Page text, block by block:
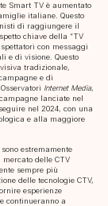
Smart TV è aumentato
italiane. Questo
di raggiungere il
chiave della “TV
con messaggi
e di visione. Questo
tradizionale,
e di
Internet Media,
lanciate nel
nel 2024, con una
e alla maggiore
estremamente
delle CTV
sempre più
delle tecnologie CTV,
esperienze
continueranno a